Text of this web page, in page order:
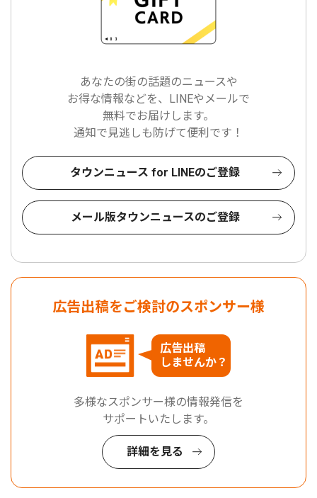
あなたの街の話題のニュースや
お得な情報などを、LINEやメールで
無料でお届けします。
通知で見逃しも防げて便利です！
タウンニュース for LINEのご登録
メール版タウンニュースのご登録
広告出稿をご検討のスポンサー様
広告出稿
しませんか？
多様なスポンサー様の情報発信を
サポートいたします。
詳細を見る